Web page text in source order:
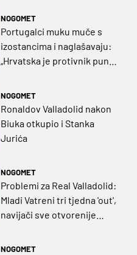
'kopirao', R9 iznenadio
NOGOMET
Portugalci muku muče s
izostancima i naglašavaju:
„Hrvatska je protivnik puno
NOGOMET
Ronaldov Valladolid nakon
Biuka otkupio i Stanka
Jurića
NOGOMET
Problemi za Real Valladolid:
Mladi Vatreni tri tjedna 'out',
navijači sve otvorenije
Ronalda
NOGOMET